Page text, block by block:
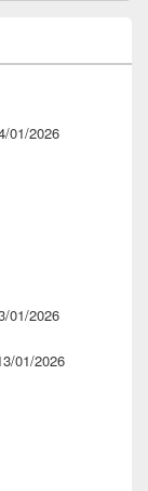
01/2026
01/2026
01/2026